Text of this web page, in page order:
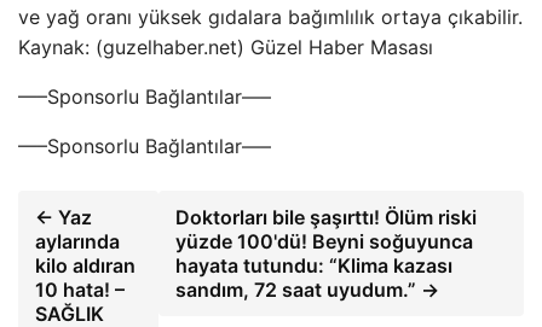
ve yağ oranı yüksek gıdalara bağımlılık ortaya çıkabilir.
Kaynak: (guzelhaber.net) Güzel Haber Masası
—–Sponsorlu Bağlantılar—–
—–Sponsorlu Bağlantılar—–
← Yaz
aylarında
kilo aldıran
10 hata! –
SAĞLIK
Doktorları bile şaşırttı! Ölüm riski
yüzde 100'dü! Beyni soğuyunca
hayata tutundu: “Klima kazası
sandım, 72 saat uyudum.” →